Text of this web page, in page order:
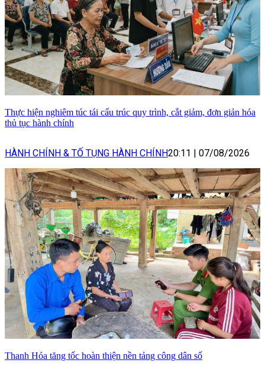
Thực hiện nghiêm túc tái cấu trúc quy trình, cắt giảm, đơn giản hóa
thủ tục hành chính
HÀNH CHÍNH & TỐ TỤNG HÀNH CHÍNH20:11 07/08/2026
Thanh Hóa tăng tốc hoàn thiện nền tảng công dân số